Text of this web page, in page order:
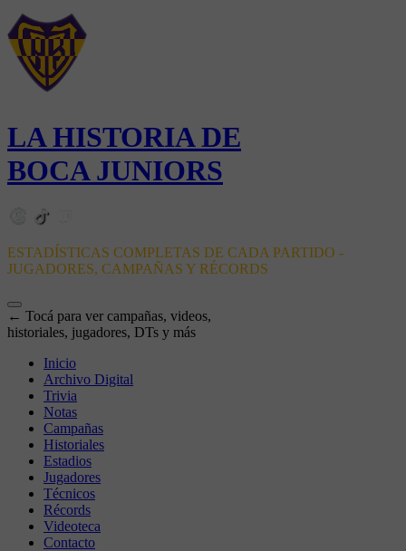
LA HISTORIA DE
BOCA JUNIORS
ESTADÍSTICAS COMPLETAS DE CADA PARTIDO -
JUGADORES, CAMPAÑAS Y RÉCORDS
← Tocá para ver campañas, videos,
historiales, jugadores, DTs y más
Inicio
Archivo Digital
Trivia
Notas
Campañas
Historiales
Estadios
Jugadores
Técnicos
Récords
Videoteca
Contacto